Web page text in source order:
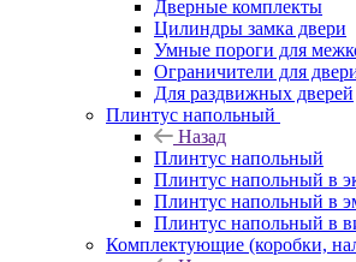
Дверные комплекты
Цилиндры замка двери
Умные пороги для
Ограничители для
Для раздвижных дверей
Плинтус напольный
Назад
Плинтус напольный
Плинтус напольный в
Плинтус напольный в
Плинтус напольный в
Комплектующие (коробки,